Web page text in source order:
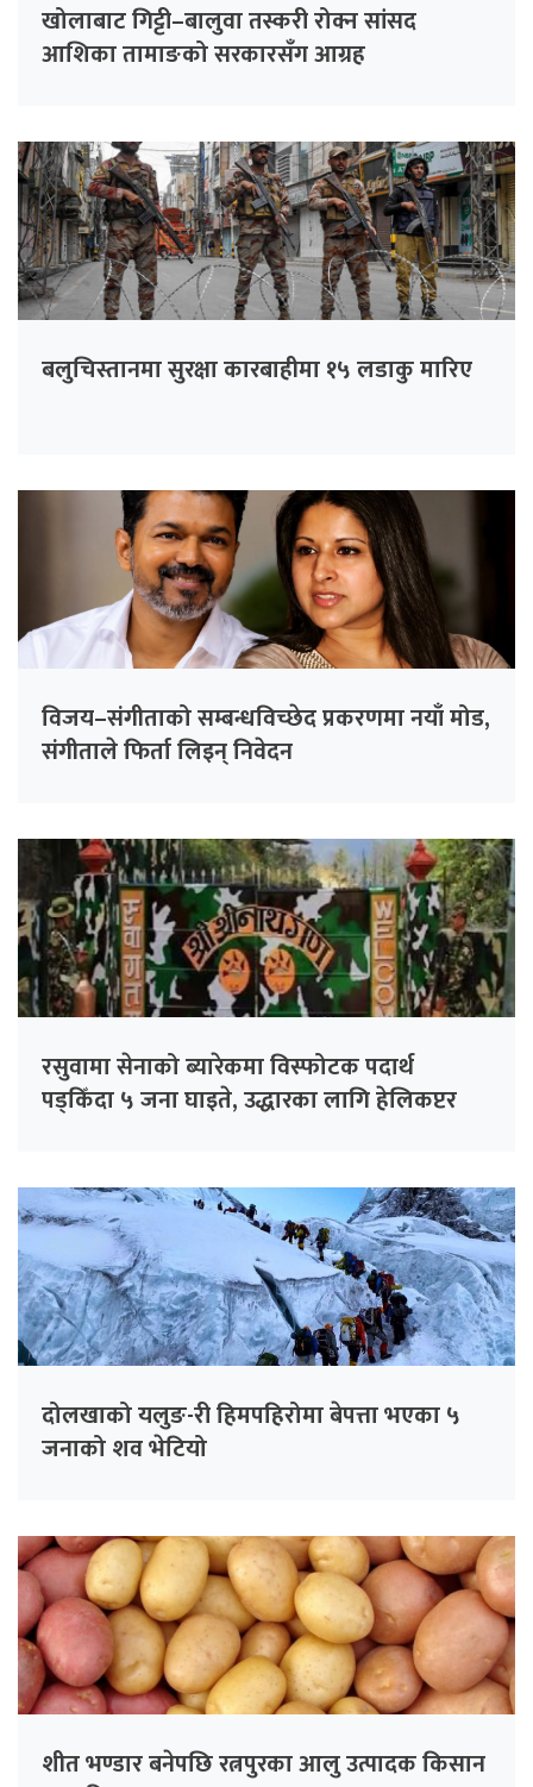
खोलाबाट गिट्टी–बालुवा तस्करी रोक्न सांसद
आशिका तामाङको सरकारसँग आग्रह
बलुचिस्तानमा सुरक्षा कारबाहीमा १५ लडाकु मारिए
विजय–संगीताको सम्बन्धविच्छेद प्रकरणमा नयाँ मोड,
संगीता‍ले फिर्ता लिइन् निवेदन
रसुवामा सेनाको ब्यारेकमा विस्फोटक पदार्थ
पड्किँदा ५ जना घाइते, उद्धारका लागि हेलिकप्टर
दोलखाको यलुङ-री हिमपहिरोमा बेपत्ता भएका ५
जनाको शव भेटियो
शीत भण्डार बनेपछि रत्नपुरका आलु उत्पादक किसान